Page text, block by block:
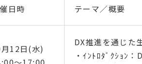
日時 テーマ／概要
12日(水)
DX推進を通じた
・ｲﾝﾄﾛﾀﾞｸｼｮﾝ